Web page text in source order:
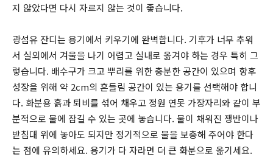
지 않았다면 다시 자르지 않는 것이 좋습니다.
광섬유 잔디는 용기에서 키우기에 완벽합니다. 기후가 너무 추워
서 실외에서 겨울을 나기 어렵고 실내로 옮겨야 하는 경우 특히 그
렇습니다. 배수구가 크고 뿌리를 위한 충분한 공간이 있으며 향후
성장을 위해 약 2cm의 흔들림 공간이 있는 용기를 선택해야 합니
다. 화분용 흙과 퇴비를 섞어 채우고 정원 연못 가장자리와 같이 부
분적으로 물에 잠길 수 있는 곳에 놓습니다. 물이 채워진 쟁반이나
받침대 위에 놓아도 되지만 정기적으로 물을 보충해 주어야 한다
는 점에 유의하세요. 용기가 다 자라면 더 큰 화분으로 옮기세요.